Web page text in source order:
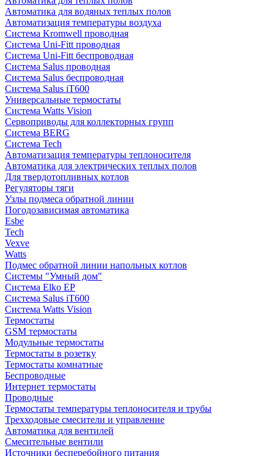
Автоматика для водяных теплых полов
Автоматизация температуры воздуха
Система Kromwell проводная
Система Uni-Fitt проводная
Система Uni-Fitt беспроводная
Система Salus проводная
Система Salus беспроводная
Система Salus iT600
Универсальные термостаты
Система Watts Vision
Сервоприводы для коллекторных групп
Система BERG
Система Tech
Автоматизация температуры теплоносителя
Автоматика для электрических теплых полов
Для твердотопливных котлов
Регуляторы тяги
Узлы подмеса обратной линии
Погодозависимая автоматика
Esbe
Tech
Vexve
Watts
Подмес обратной линии напольных котлов
Системы "Умный дом"
Система Elko EP
Система Salus iT600
Система Watts Vision
Термостаты
GSM термостаты
Модульные термостаты
Термостаты в розетку
Термостаты комнатные
Беспроводные
Интернет термостаты
Проводные
Термостаты температуры теплоносителя и трубы
Трехходовые смесители и управление
Автоматика для вентилей
Смесительные вентили
Источники бесперебойного питания